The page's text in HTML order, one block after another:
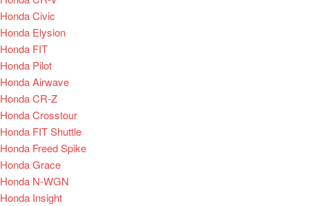
Honda Civic
Honda Elysion
Honda FIT
Honda Pilot
Honda Airwave
Honda CR-Z
Honda Crosstour
Honda FIT Shuttle
Honda Freed Spike
Honda Grace
Honda N-WGN
Honda Insight